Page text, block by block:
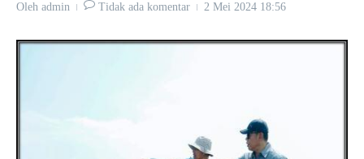
Oleh admin Tidak ada komentar 2 Mei 2024 18:56